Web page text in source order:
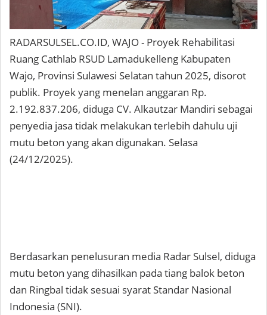
RADARSULSEL.CO.ID, WAJO - Proyek Rehabilitasi
Ruang Cathlab RSUD Lamadukelleng Kabupaten
Wajo, Provinsi Sulawesi Selatan tahun 2025, disorot
publik. Proyek yang menelan anggaran Rp.
2.192.837.206, diduga CV. Alkautzar Mandiri sebagai
penyedia jasa tidak melakukan terlebih dahulu uji
mutu beton yang akan digunakan. Selasa
(24/12/2025).
Berdasarkan penelusuran media Radar Sulsel, diduga
mutu beton yang dihasilkan pada tiang balok beton
dan Ringbal tidak sesuai syarat Standar Nasional
Indonesia (SNI).